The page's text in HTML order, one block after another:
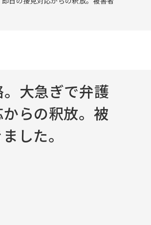
大急ぎで弁護
らの釈放。被
した。